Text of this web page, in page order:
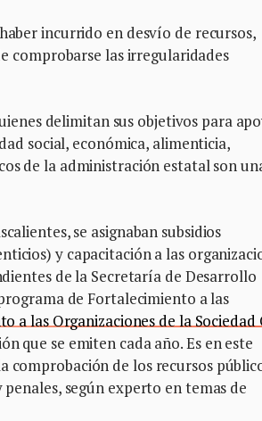
incurrido en desvío de recursos,
comprobarse las irregularidades
delimitan sus objetivos para
social, económica, alimenticia,
de la administración estatal son
se asignaban subsidios
y capacitación a las
de la Secretaría de Desarrollo
de Fortalecimiento a las
a las Organizaciones de la Sociedad
que se emiten cada año. Es en este
comprobación de los recursos
según experto en temas de